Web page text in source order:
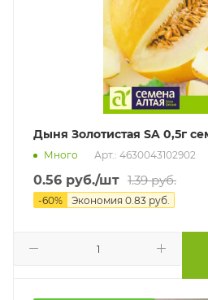
Дыня Золотистая SA 0,5г
Много Арт.: 4630043102902
0.56 руб./шт 1.39руб.
-60% Экономия 0.83 руб.